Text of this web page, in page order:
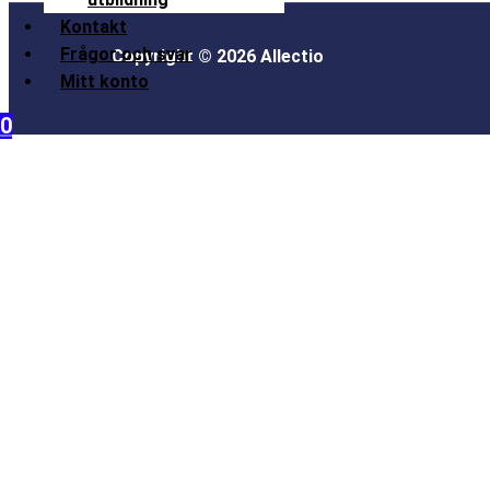
Kontakt
Frågor och svar
Mitt konto
0
Copyright © 2026 Allectio